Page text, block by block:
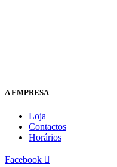
A EMPRESA
Loja
Contactos
Horários
Facebook